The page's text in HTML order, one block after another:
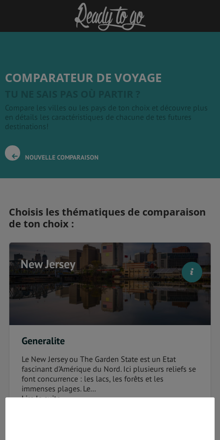
COMPARATEUR DE VOYAGE
Compare les villes ou les pays de ton choix et découvre plus
en détails les caractéristiques de chacune de tes futures
destinations!
NOUVELLE COMPARAISON
Choisis les thématiques de comparaison
de ton choix :
New Jersey
Generalite
Le New Jersey ou The Garden State est un Etat
fascinant d’Amérique du Nord. Ici plusieurs reliefs se
font concurrence : les lacs, les forêts et les
immenses plages. Le...
Lire la suite